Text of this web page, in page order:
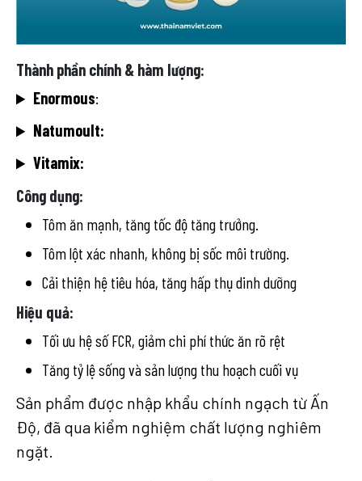
Thành phần chính & hàm lượng:
Enormous:
Natumoult:
Vitamix:
Công dụng:
Tôm ăn mạnh, tăng tốc độ tăng trưởng.
Tôm lột xác nhanh, không bị sốc môi trường.
Cải thiện hệ tiêu hóa, tăng hấp thụ dinh dưỡng
Hiệu quả:
Tối ưu hệ số FCR, giảm chi phí thức ăn rõ rệt
Tăng tỷ lệ sống và sản lượng thu hoạch cuối vụ
Sản phẩm được nhập khẩu chính ngạch từ Ấn
Độ, đã qua kiểm nghiệm chất lượng nghiêm
ngặt.